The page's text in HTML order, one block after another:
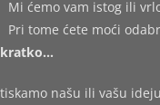
Mi ćemo vam istog ili
Pri tome ćete moći
našu ili vašu